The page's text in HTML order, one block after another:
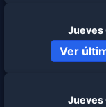
Jueves
Ver
Jueves